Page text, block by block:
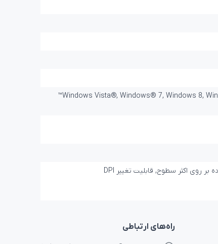
Windows Vista®, Windows® 7, Windows 8,
راه‌های ارتباطی